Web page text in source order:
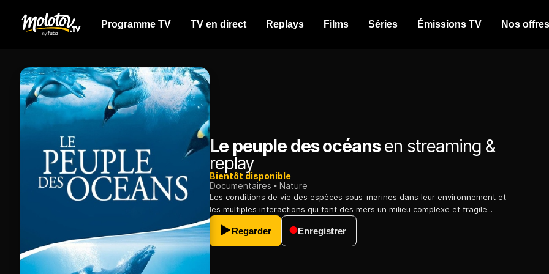
Programme TV TV en direct Replays Films Séries Émissions TV Nos offres
Le peuple des océansen streaming &
replay
Bientôt disponible
Documentaires
Nature
Les conditions de vie des espèces sous-marines dans leur environnement et
les multiples interactions qui font des mers un milieu complexe et fragile...
Regarder Enregistrer